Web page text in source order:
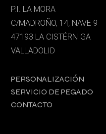
P.I. LA MORA
C/MADROÑO, 14, NAVE 9
47193 LA CISTÉRNIGA
VALLADOLID
PERSONALIZACIÓN
SERVICIO DE PEGADO
CONTACTO